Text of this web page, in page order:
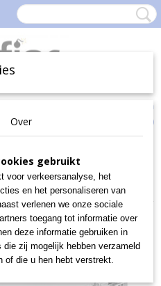
Uw Winkelwagen
(0)
en -Boxen>
>Bakken serie ELB>
6320
Over
gebruikt
voor verkeersanalyse, het
en het personaliseren van
verlenen we onze sociale
toegang tot informatie over
deze informatie gebruiken in
zij mogelijk hebben verzameld
of die u hen hebt verstrekt.